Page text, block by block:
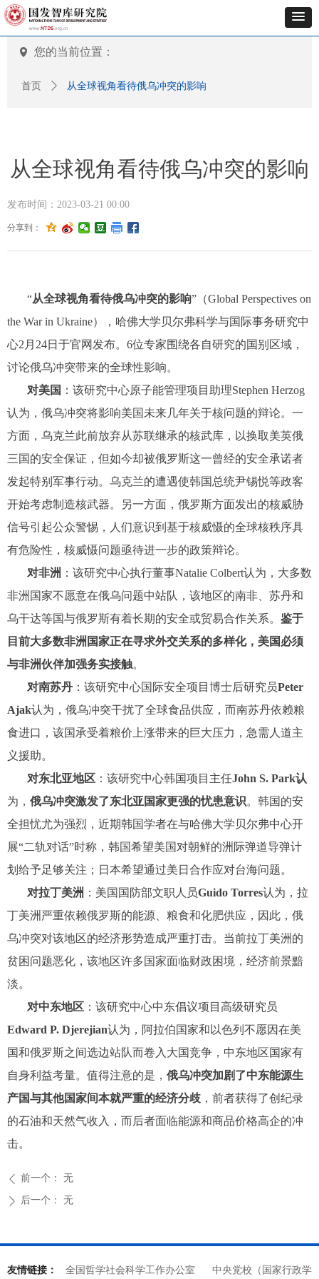
从全球视角看待俄乌冲突的影响
“从全球视角看待俄乌冲突的影响”（Global Perspectives on
the War in Ukraine），哈佛大学贝尔弗科学与国际事务研究中
心2月24日于官网发布。6位专家围绕各自研究的国别区域，
讨论俄乌冲突带来的全球性影响。
对美国 ：该研究中心原子能管理项目助理Stephen Herzog
认为，俄乌冲突将影响美国未来几年关于核问题的辩论。一
方面，乌克兰此前放弃从苏联继承的核武库，以换取美英俄
三国的安全保证，但如今却被俄罗斯这一曾经的安全承诺者
发起特别军事行动。乌克兰的遭遇使韩国总统尹锡悦等政客
开始考虑制造核武器。另一方面，俄罗斯方面发出的核威胁
信号引起公众警惕，人们意识到基于核威慑的全球核秩序具
有危险性，核威慑问题亟待进一步的政策辩论。
对非洲 ：该研究中心执行董事Natalie Colbert认为，大多数
非洲国家不愿意在俄乌问题中站队，该地区的南非、苏丹和
乌干达等国与俄罗斯有着长期的安全或贸易合作关系。 鉴于
目前大多数非洲国家正在寻求外交关系的多样化，美国必须
与非洲伙伴加强务实接触。
对南苏丹 ：该研究中心国际安全项目博士后研究员Peter
Ajak认为，俄乌冲突干扰了全球食品供应，而南苏丹依赖粮
食进口，该国承受着粮价上涨带来的巨大压力，急需人道主
义援助。
对东北亚地区 ：该研究中心韩国项目主任John S. Park认
为， 俄乌冲突激发了东北亚国家更强的忧患意识。韩国的安
全担忧尤为强烈，近期韩国学者在与哈佛大学贝尔弗中心开
展“二轨对话”时称，韩国希望美国对朝鲜的洲际弹道导弹计
划给予足够关注；日本希望通过美日合作应对台海问题。
对拉丁美洲 ：美国国防部文职人员Guido Torres认为，拉
丁美洲严重依赖俄罗斯的能源、粮食和化肥供应，因此，俄
乌冲突对该地区的经济形势造成严重打击。当前拉丁美洲的
贫困问题恶化，该地区许多国家面临财政困境，经济前景黯
淡。
对中东地区 ：该研究中心中东倡议项目高级研究员
Edward P. Djerejian认为，阿拉伯国家和以色列不愿因在美
国和俄罗斯之间选边站队而卷入大国竞争，中东地区国家有
自身利益考量。值得注意的是， 俄乌冲突加剧了中东能源生
产国与其他国家间本就严重的经济分歧 ，前者获得了创纪录
的石油和天然气收入，而后者面临能源和商品价格高企的冲
击。
发布时间： 2023-03-21 00:00
分享到：
ꄴ 前一个： 无
ꄲ 后一个： 无
넹 您的当前位置：
首页 ꄲ 从全球视角看待俄乌冲突的影响
友情链接： 全国哲学社会科学工作办公室 中央党校（国家行政学